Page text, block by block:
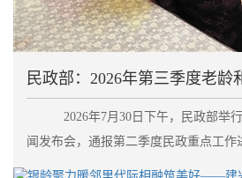
2026年7月30日下午，民政部举行
闻发布会，通报第二季度民政重点工作